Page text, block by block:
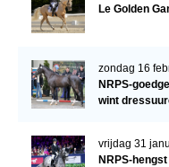
Le Golden
zondag 16
NRPS-
wint
vrijdag 31
NRPS-